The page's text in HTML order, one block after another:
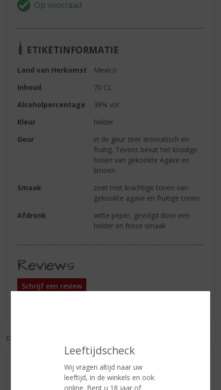
Leeftijdscheck
Wij vragen altijd naar uw
leeftijd, in de winkels en ook
online. Bent u 18 jaar of
ETIKETINFORMATIE
Land van Herkomst
Mexico
Inhoud
70 CL
Alcoholpercentage
38% vol
Kleur
helder
Geur
in de geur zeer aromatisch en
fruitig. Tevens bevat het kruidige
tonen van gekookte Agave en
limoen
Smaak
zoet met krachtige tonen van
gekookte agave en fruitige tonen
Afdronk
witte peper, gevolgd door een
helder en frisse smaak
Reviews
Schrijf een review
EXCL. BTW
AANBIEDINGEN
WIJN VAN DE MAAND